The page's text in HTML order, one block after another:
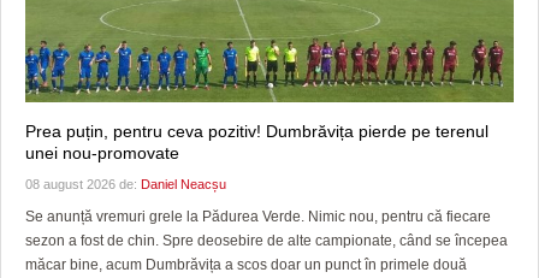
Prea puțin, pentru ceva pozitiv! Dumbrăvița pierde pe terenul
unei nou-promovate
08 august 2026 de: Daniel Neacșu
Se anunță vremuri grele la Pădurea Verde. Nimic nou, pentru că fiecare
sezon a fost de chin. Spre deosebire de alte campionate, când se începea
măcar bine, acum Dumbrăvița a scos doar un punct în primele două